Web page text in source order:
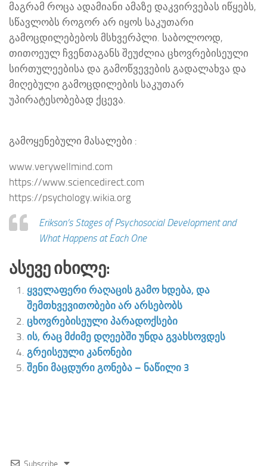
მაგრამ როცა ადამიანი ამაზე დაკვირვებას იწყებს,
სწავლობს როგორ არ იყოს საკუთარი
გამოცდილებებოს მსხვერპლი. საბოლოოდ,
თითოეულ ჩვენთაგანს შეუძლია ცხოვრებისეული
სირთულეებისა და გამოწვევების გადალახვა და
მიღებული გამოცდილების საკუთარ
უპირატესობებად ქცევა.
გამოყენებული მასალები :
www.verywellmind.com
https://www.sciencedirect.com
https://psychology.wikia.org
Erikson’s Stages of Psychosocial Development and
What Happens at Each One
Ასევე Იხილე:
ყველაფერი რაღაცის გამო ხდება, და
შემთხვევითობები არ არსებობს
ცხოვრებისეული პარადოქსები
ის, რაც მძიმე დღეებში უნდა გვახსოვდეს
გრეისეული კანონები
შენი მაცდური გონება – ნაწილი 3
Subscribe